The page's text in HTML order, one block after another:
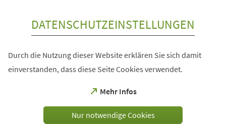
DATENSCHUTZEINSTELLUNGEN
Durch die Nutzung dieser Website erklären Sie sich damit
einverstanden, dass diese Seite Cookies verwendet.
Mehr Infos
(Öffnet
einem
Nur notwendige Cookies